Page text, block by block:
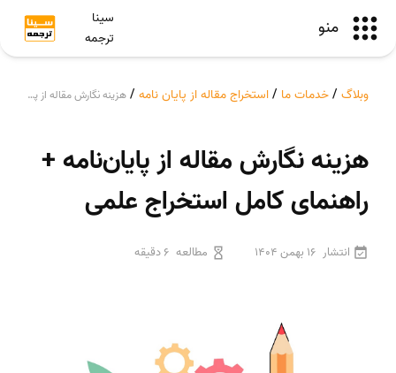
منو
سینا
ترجمه
وبلاگ /خدمات ما /استخراج مقاله از پایان نامه / هزینه نگارش مقاله از پایان‌نامه + راهنمای کامل استخراج علمی
هزینه نگارش مقاله از پایان‌نامه +
راهنمای کامل استخراج علمی
انتشار 16 بهمن 1404 مطالعه 6 دقیقه